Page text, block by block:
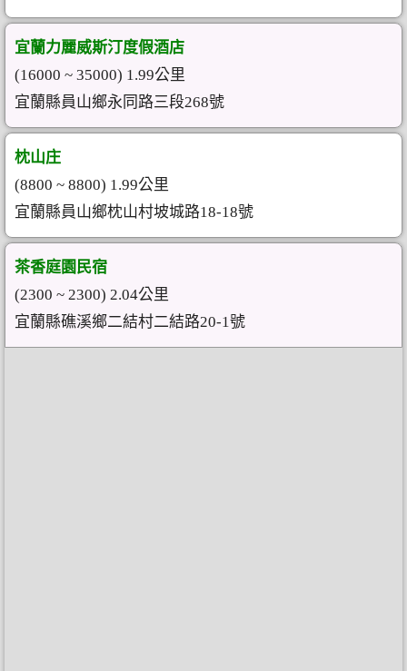
宜蘭力麗威斯汀度假酒店
(16000 ~ 35000) 1.99公里
宜蘭縣員山鄉永同路三段268號
枕山庄
(8800 ~ 8800) 1.99公里
宜蘭縣員山鄉枕山村坡城路18-18號
茶香庭園民宿
(2300 ~ 2300) 2.04公里
宜蘭縣礁溪鄉二結村二結路20-1號